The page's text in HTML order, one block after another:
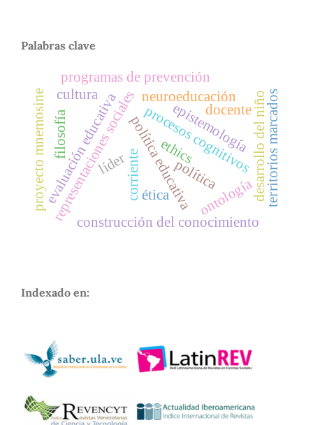
Palabras clave
representaciones sociales
líderpolítica educativa
programas de prevención
procesos cognitivos
construcción del conocimiento
evaluación educativa política
ética
ethics desarrollo del niño
epistemología
corriente
filosofía
proyecto mnemosine neuroeducación
ontología
docente territorios marcados
cultura
Indexado en: